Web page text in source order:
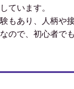
ています。
もあり、人柄や
ので、初心者で